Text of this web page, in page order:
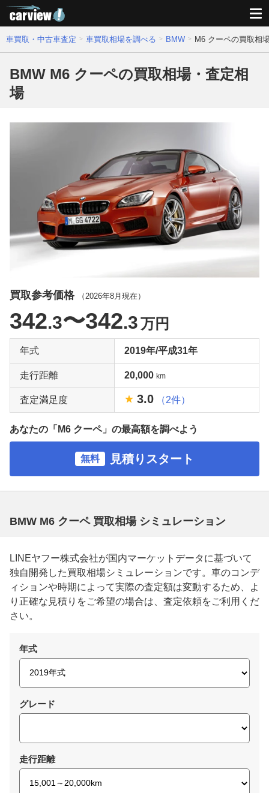
車買取・中古車査定 車買取相場を調べる BMW M6 クーペの買取相
BMW M6 クーペの買取相場・査定相
場
買取参考価格 （ 2026年8月 現在）
342.3〜342.3万円
年式 2019年/平成31年
走行距離 20,000 km
査定満足度 3.0 （2件）
あなたの「M6 クーペ」の最高額を調べよう
無料 見積りスタート
BMW M6 クーペ 買取相場 シミュレーション
LINEヤフー株式会社が国内マーケットデータに基づいて
独自開発した買取相場シミュレーションです。車のコンデ
ィションや時期によって実際の査定額は変動するため、よ
り正確な見積りをご希望の場合は、査定依頼をご利用くだ
さい。
年式
グレード
走行距離